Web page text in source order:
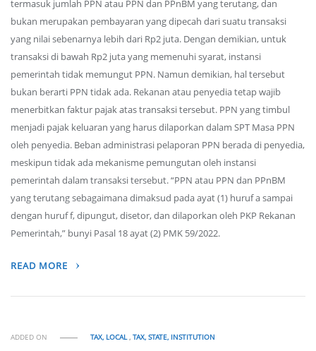
termasuk jumlah PPN atau PPN dan PPnBM yang terutang, dan
bukan merupakan pembayaran yang dipecah dari suatu transaksi
yang nilai sebenarnya lebih dari Rp2 juta. Dengan demikian, untuk
transaksi di bawah Rp2 juta yang memenuhi syarat, instansi
pemerintah tidak memungut PPN. Namun demikian, hal tersebut
bukan berarti PPN tidak ada. Rekanan atau penyedia tetap wajib
menerbitkan faktur pajak atas transaksi tersebut. PPN yang timbul
menjadi pajak keluaran yang harus dilaporkan dalam SPT Masa PPN
oleh penyedia. Beban administrasi pelaporan PPN berada di penyedia,
meskipun tidak ada mekanisme pemungutan oleh instansi
pemerintah dalam transaksi tersebut. “PPN atau PPN dan PPnBM
yang terutang sebagaimana dimaksud pada ayat (1) huruf a sampai
dengan huruf f, dipungut, disetor, dan dilaporkan oleh PKP Rekanan
Pemerintah,” bunyi Pasal 18 ayat (2) PMK 59/2022.
READ MORE
ADDED ON TAX, LOCAL,TAX, STATE, INSTITUTION